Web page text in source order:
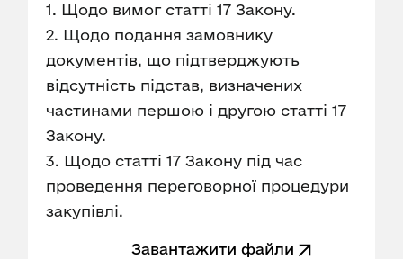
1. Щодо вимог статті 17 Закону.
2. Щодо подання замовнику
документів, що підтверджують
відсутність підстав, визначених
частинами першою і другою статті 17
Закону.
3. Щодо статті 17 Закону під час
проведення переговорної процедури
закупівлі.
Завантажити файли